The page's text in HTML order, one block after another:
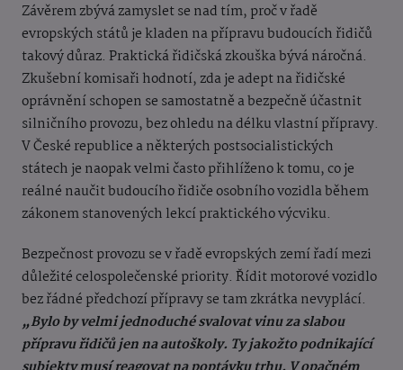
Závěrem zbývá zamyslet se nad tím, proč v řadě
evropských států je kladen na přípravu budoucích řidičů
takový důraz. Praktická řidičská zkouška bývá náročná.
Zkušební komisaři hodnotí, zda je adept na řidičské
oprávnění schopen se samostatně a bezpečně účastnit
silničního provozu, bez ohledu na délku vlastní přípravy.
V České republice a některých postsocialistických
státech je naopak velmi často přihlíženo k tomu, co je
reálné naučit budoucího řidiče osobního vozidla během
zákonem stanovených lekcí praktického výcviku.
Bezpečnost provozu se v řadě evropských zemí řadí mezi
důležité celospolečenské priority. Řídit motorové vozidlo
bez řádné předchozí přípravy se tam zkrátka nevyplácí.
„Bylo by velmi jednoduché svalovat vinu za slabou
přípravu řidičů jen na autoškoly. Ty jakožto podnikající